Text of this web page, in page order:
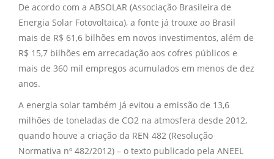
De acordo com a ABSOLAR (Associação Brasileira de
Energia Solar Fotovoltaica), a fonte já trouxe ao Brasil
mais de R$ 61,6 bilhões em novos investimentos, além de
R$ 15,7 bilhões em arrecadação aos cofres públicos e
mais de 360 mil empregos acumulados em menos de dez
anos.
A energia solar também já evitou a emissão de 13,6
milhões de toneladas de CO2 na atmosfera desde 2012,
quando houve a criação da REN 482 (Resolução
Normativa nº 482/2012) – o texto publicado pela ANEEL